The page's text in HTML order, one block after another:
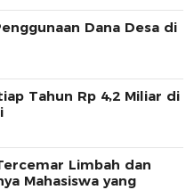
Dana Desa di
Tahun Rp 4,2 Miliar di
Limbah dan
Mahasiswa yang